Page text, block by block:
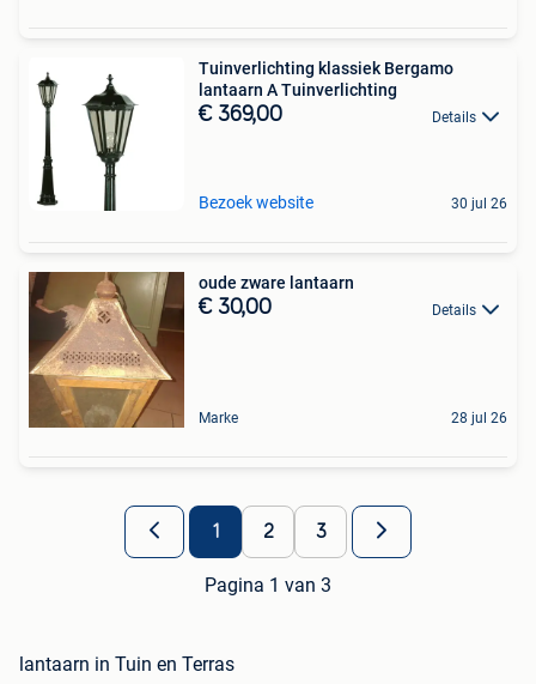
Tuinverlichting klassiek Bergamo
lantaarn A Tuinverlichting
€ 369,00 Details
Bezoek website 30 jul 26
oude zware lantaarn
€ 30,00 Details
Marke 28 jul 26
1 2 3
Pagina 1 van 3
lantaarn in Tuin en Terras